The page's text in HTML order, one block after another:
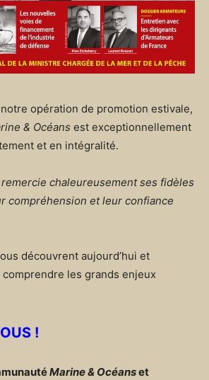
opération de promotion estivale,
& Océans est exceptionnellement
et en intégralité.
chaleureusement ses fidèles
compréhension et leur confiance
découvrent aujourd’hui et
les grands enjeux
!
Marine & Océanset